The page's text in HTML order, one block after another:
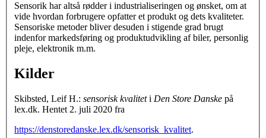
Sensorik har altså rødder i industrialiseringen og ønsket, om at
vide hvordan forbrugere opfatter et produkt og dets kvaliteter.
Sensoriske metoder bliver desuden i stigende grad brugt
indenfor markedsføring og produktudvikling af biler, personlig
pleje, elektronik m.m.
Kilder
Skibsted, Leif H.: sensorisk kvaliteti Den Store Danske på
lex.dk. Hentet 2. juli 2020 fra
https://denstoredanske.lex.dk/sensorisk_kvalitet.